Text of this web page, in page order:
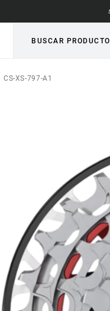
BUSCAR PRODUCTO
CS-XS-797-A1